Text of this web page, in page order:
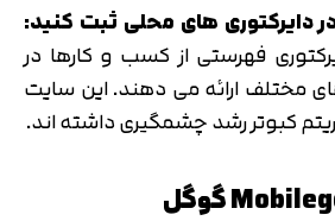
دایرکتوری های محلی ثبت کنید:
فهرستی از کسب و کارها در
مختلف ارائه می دهند. این سایت
کبوتر رشد چشمگیری داشته اند.